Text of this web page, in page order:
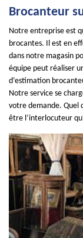
Brocanteur
Notre entreprise est
brocantes. Il est en
dans notre magasin
équipe peut réaliser
d’estimation
Notre service se
votre demande. Quel
être l’interlocuteur